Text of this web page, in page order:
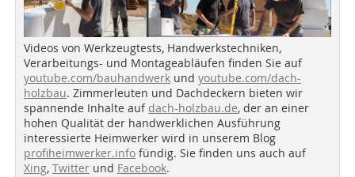
Videos von Werkzeugtests, Handwerkstechniken,
Verarbeitungs- und Montageabläufen finden Sie auf
youtube.com/bauhandwerk und youtube.com/dach-
holzbau. Zimmerleuten und Dachdeckern bieten wir
spannende Inhalte auf dach-holzbau.de, der an einer
hohen Qualität der handwerklichen Ausführung
interessierte Heimwerker wird in unserem Blog
profiheimwerker.info fündig. Sie finden uns auch auf
Xing, Twitter und Facebook.